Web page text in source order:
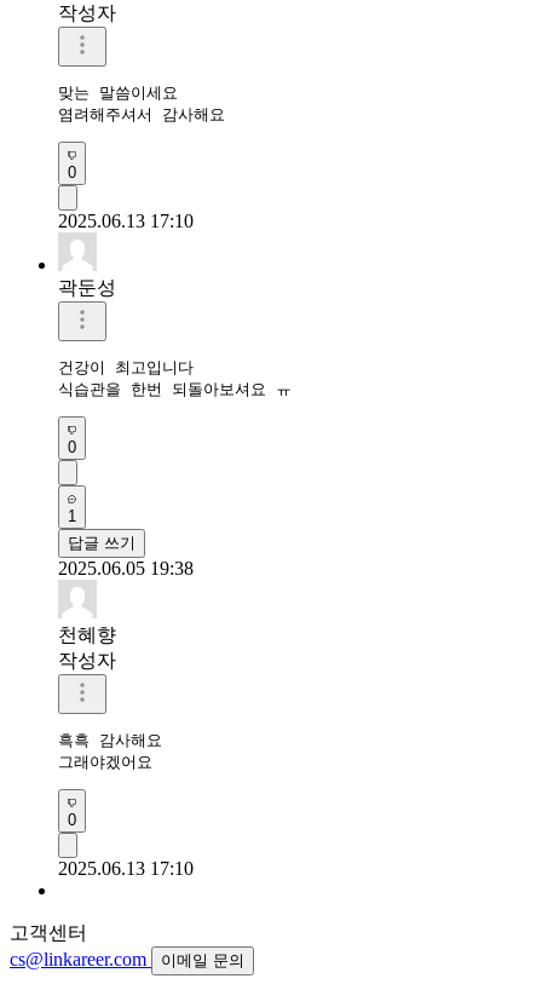
작성자
맞는 말씀이세요
염려해주셔서 감사해요
0
2025.06.13 17:10
곽둔성
건강이 최고입니다
식습관을 한번 되돌아보셔요 ㅠ
0
1
답글 쓰기
2025.06.05 19:38
천혜향
작성자
흑흑 감사해요
그래야겠어요
0
2025.06.13 17:10
고객센터
cs@linkareer.com
이메일 문의